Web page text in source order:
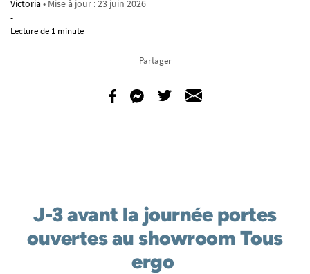
Victoria • Mise à jour :23 juin 2026
-
Lecture de 1 minute
Partager
J-3 avant la journée portes
ouvertes au showroom Tous
ergo